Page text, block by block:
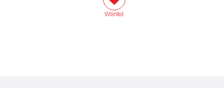
Wishlist